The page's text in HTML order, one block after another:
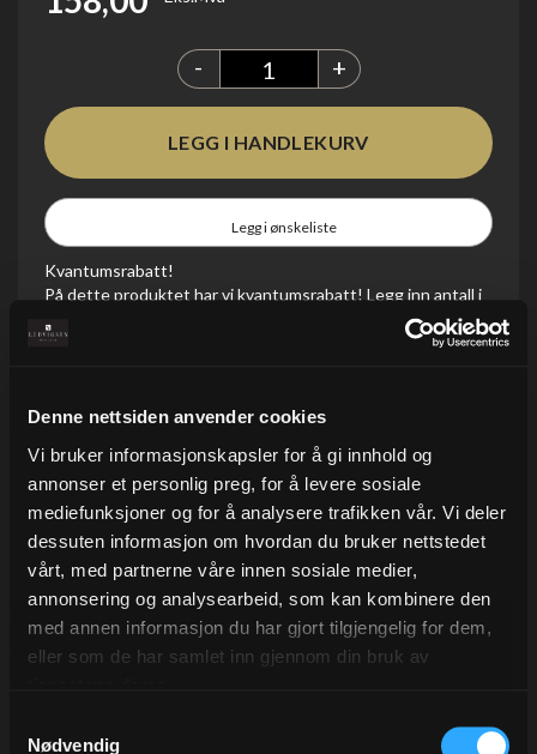
Denne nettsiden anvender cookies
Vi bruker informasjonskapsler for å gi innhold og
annonser et personlig preg, for å levere sosiale
mediefunksjoner og for å analysere trafikken vår. Vi deler
dessuten informasjon om hvordan du bruker nettstedet
vårt, med partnerne våre innen sosiale medier,
annonsering og analysearbeid, som kan kombinere den
med annen informasjon du har gjort tilgjengelig for dem,
eller som de har samlet inn gjennom din bruk av
Nødvendig
- +
Legg i ønskeliste
Kvantumsrabatt!
På dette produktet har vi kvantumsrabatt! Legg inn antall i
Kvantum
Pris/enh
5 +
142,20
Beskrivelse